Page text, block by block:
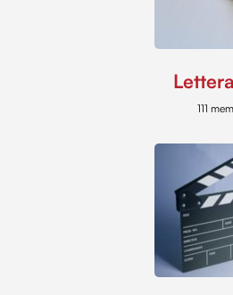
111